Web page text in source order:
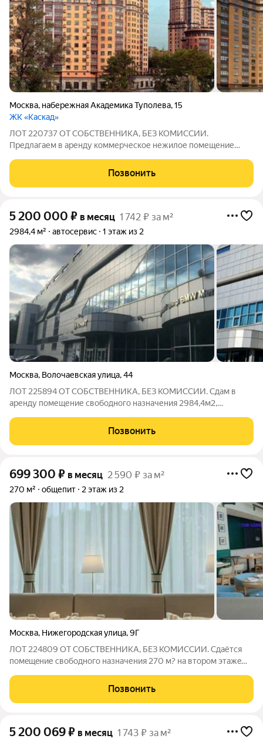
Москва, набережная Академика Туполева,15
ЖК «Каскад»
ЛОТ 220737 ОТ СОБСТВЕННИКА, БЕЗ КОМИССИИ.
Предлагаем в аренду коммерческое нежилое помещение
«Каскад» на набережной Академика Туполева, 15. Помещение
площадью 217 м? имеет высоту потолков 5
Позвонить
5 200 000 ₽ в месяц 1 742 ₽ за м²
2984,4 м² автосервис 1 этаж из 2
Москва, Волочаевская улица,44
ЛОТ 225894 ОТ СОБСТВЕННИКА, БЕЗ КОМИССИИ. Сдам в
аренду помещение свободного назначения 2984,4м2,
Высокие потолки. Отопление, вентиляция,
кондиционирование. Огороженная территория. Грузовой
Позвонить
699 300 ₽ в месяц 2 590 ₽ за м²
270 м² общепит 2 этаж из 2
Москва, Нижегородская улица,9Г
ЛОТ 224809 ОТ СОБСТВЕННИКА, БЕЗ КОМИССИИ. Cдаётcя
помeщeние cвободнoго назнaчения 270 м? на вторoм этaжe
улицы. Этаж: 2. Два отдельных входа с фасадной линии и с
торца здания. Помещение с
Позвонить
5 200 069₽ в месяц 1 743 ₽ за м²